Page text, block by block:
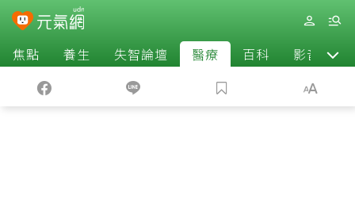
焦點 養生 失智論壇 醫療 百科 影音